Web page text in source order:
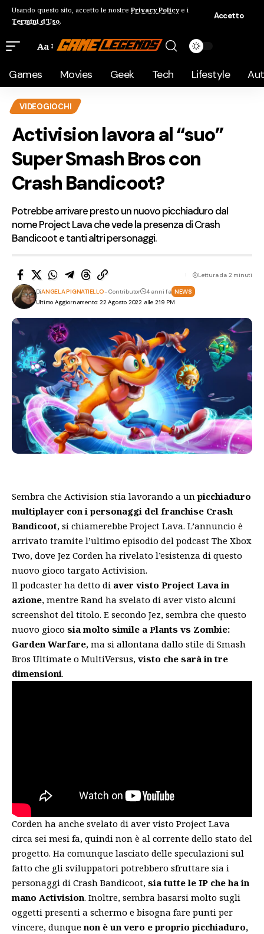
Usando questo sito, accetto le nostre Privacy Policye i
Termini d'Uso.
Accetto
Aa
Games Movies Geek Tech Lifestyle
VIDEOGIOCHI
Activision lavora al “suo”
Super Smash Bros con
Crash Bandicoot?
Potrebbe arrivare presto un nuovo picchiaduro dal
nome Project Lava che vede la presenza di Crash
Bandicoot e tanti altri personaggi.
Ultimo Aggiornamento: 22 Agosto 2022 alle 2:19 PM
DiANGELA PIGNATIELLO- Contributor 4 anni fa NEWS
Lettura da 2 minuti
Sembra che Activision stia lavorando a unpicchiaduro
multiplayer con i personaggi del franchise Crash
Bandicoot, si chiamerebbe Project Lava. L’annuncio è
arrivato tramite l’ultimo episodio del podcast The Xbox
Two, dove Jez Corden ha rivelato l’esistenza di questo
nuovo gioco targato Activision.
Il podcaster ha detto di aver visto Project Lava in
azione, mentre Rand ha svelato di aver visto alcuni
screenshot del titolo. E secondo Jez, sembra che questo
nuovo gioco sia molto simile a Plants vs Zombie:
Garden Warfare, ma si allontana dallo stile di Smash
Bros Ultimate o MultiVersus, visto che sarà in tre
dimensioni.
Corden ha anche svelato di aver visto Project Lava
circa sei mesi fa, quindi non è al corrente dello stato del
progetto. Ha comunque lasciato delle speculazioni sul
fatto che gli sviluppatori potrebbero sfruttare sia i
personaggi di Crash Bandicoot, sia tutte le IP che ha in
mano Activision. Inoltre, sembra basarsi molto sugli
oggetti presenti a schermo e bisogna fare punti per
vincere, dunquenon è un vero e proprio picchiaduro,